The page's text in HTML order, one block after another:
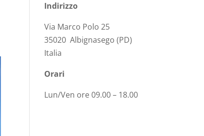
Indirizzo
Via Marco Polo 25
35020 Albignasego (PD)
Italia
Orari
Lun/Ven ore 09.00 – 18.00